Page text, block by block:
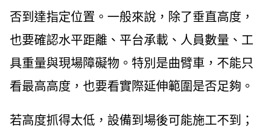
否到達指定位置。一般來說，除了垂直高度，
也要確認水平距離、平台承載、人員數量、工
具重量與現場障礙物。特別是曲臂車，不能只
看最高高度，也要看實際延伸範圍是否足夠。
若高度抓得太低，設備到場後可能施工不到；